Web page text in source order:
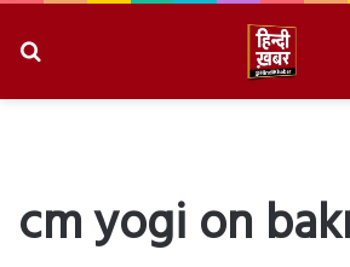
cm yogi on